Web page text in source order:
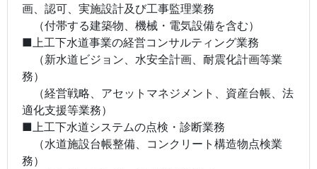
画、認可、実施設計及び工事監理業務
（付帯する建築物、機械・電気設備を含む）
■上工下水道事業の経営コンサルティング業務
（新水道ビジョン、水安全計画、耐震化計画等業
務）
（経営戦略、アセットマネジメント、資産台帳、法
適化支援等業務）
■上工下水道システムの点検・診断業務
（水道施設台帳整備、コンクリート構造物点検業
務）